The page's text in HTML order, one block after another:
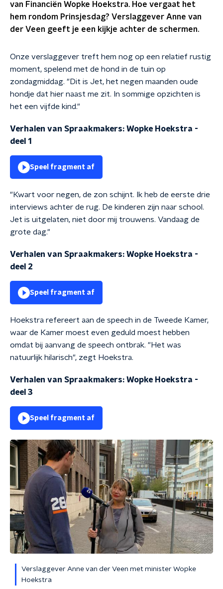
van Financiën Wopke Hoekstra. Hoe vergaat het
hem rondom Prinsjesdag? Verslaggever Anne van
der Veen geeft je een kijkje achter de schermen.
Onze verslaggever treft hem nog op een relatief rustig
moment, spelend met de hond in de tuin op
zondagmiddag. "Dit is Jet, het negen maanden oude
hondje dat hier naast me zit. In sommige opzichten is
het een vijfde kind."
Verhalen van Spraakmakers: Wopke Hoekstra -
deel 1
Speel fragment af
"Kwart voor negen, de zon schijnt. Ik heb de eerste drie
interviews achter de rug. De kinderen zijn naar school.
Jet is uitgelaten, niet door mij trouwens. Vandaag de
grote dag."
Verhalen van Spraakmakers: Wopke Hoekstra -
deel 2
Speel fragment af
Hoekstra refereert aan de speech in de Tweede Kamer,
waar de Kamer moest even geduld moest hebben
omdat bij aanvang de speech ontbrak. "Het was
natuurlijk hilarisch", zegt Hoekstra.
Verhalen van Spraakmakers: Wopke Hoekstra -
deel 3
Speel fragment af
Verslaggever Anne van der Veen met minister Wopke
Hoekstra